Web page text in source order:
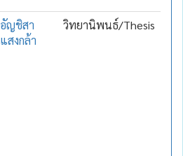
อัญชิสา
แสงกล้า
วิทยานิพนธ์/Thesis